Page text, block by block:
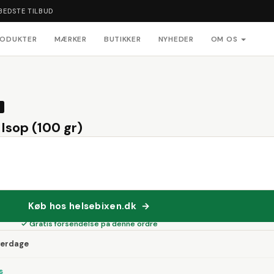
TILBUD
MÆRKER BUTIKKER NYHEDER OM OS
(100 gr)
Køb hos helsebixen.dk →
✓ Gratis forsendelse på denne ordre